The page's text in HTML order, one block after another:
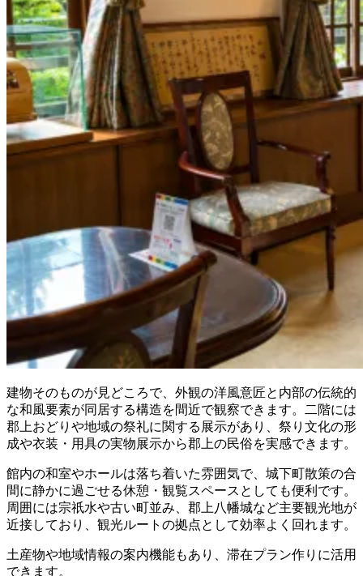
建物そのものが見どころで、外観の洋風意匠と内部の伝統的
な和風要素が同居する構造を間近で観察できます。二階には
郡上おどりや地域の祭礼に関する展示があり、祭り文化の形
成や衣装・用具の実物展示から郡上の民俗を実感できます。
館内の和室やホールは落ち着いた雰囲気で、城下町散策の合
間に静かに過ごせる休憩・観覧スペースとしても便利です。
周囲には宗祇水や古い町並み、郡上八幡城など主要観光地が
近接しており、観光ルートの拠点として効率よく回れます。
土産物や地域情報の案内機能もあり、滞在プラン作りに活用
できます。